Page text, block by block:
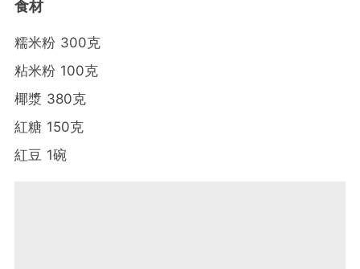
食材
糯米粉 300克
粘米粉 100克
椰漿 380克
紅糖 150克
紅豆 1碗